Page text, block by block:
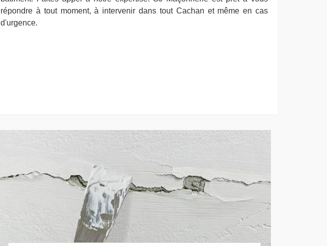
répondre à tout moment, à intervenir dans tout Cachan et même en cas
d'urgence.